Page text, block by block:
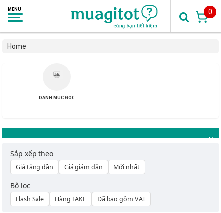
0
Home
DANH MUC GOC
Sắp xếp theo
Giá tăng dần Giá giảm dần Mới nhất
Bộ lọc
Flash Sale Hàng FAKE Đã bao gồm VAT